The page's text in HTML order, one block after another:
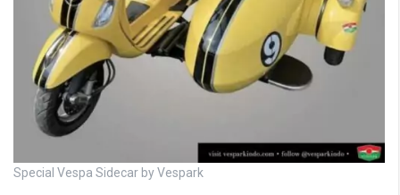
Special Vespa Sidecar by Vespark